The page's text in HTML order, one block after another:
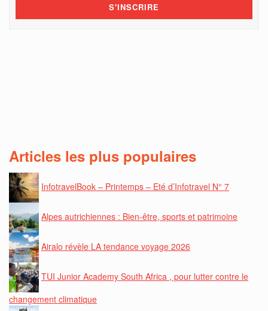
Articles les plus populaires
InfotravelBook – Printemps – Eté d’Infotravel N° 7
Alpes autrichiennes : Bien-être, sports et patrimoine
Airalo révèle LA tendance voyage 2026
TUI Junior Academy South Africa , pour lutter contre le
changement climatique